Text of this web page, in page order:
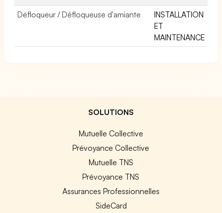
Défloqueur / Défloqueuse d'amiante
INSTALLATION
ET
MAINTENANCE
SOLUTIONS
Mutuelle Collective
Prévoyance Collective
Mutuelle TNS
Prévoyance TNS
Assurances Professionnelles
SideCard